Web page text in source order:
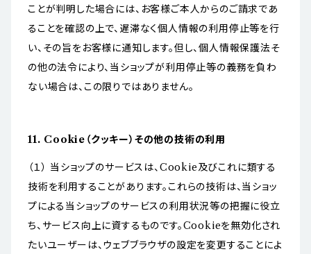
ことが判明した場合には、お客様ご本人からのご請求であ
ることを確認の上で、遅滞なく個人情報の利用停止等を行
い、その旨をお客様に通知します。但し、個人情報保護法そ
の他の法令により、当ショップが利用停止等の義務を負わ
ない場合は、この限りではありません。
11. Cookie（クッキー）その他の技術の利用
（１） 当ショップのサービスは、Cookie及びこれに類する
技術を利用することがあります。これらの技術は、当ショッ
プによる当ショップのサービスの利用状況等の把握に役立
ち、サービス向上に資するものです。Cookieを無効化され
たいユーザーは、ウェブブラウザの設定を変更することによ